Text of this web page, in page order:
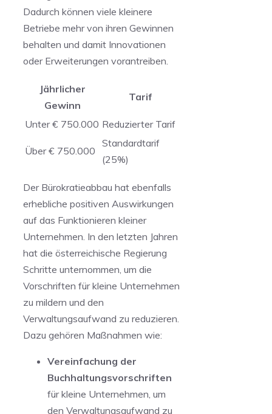
Dadurch können viele kleinere
Betriebe mehr von ihren Gewinnen
behalten und ⁣damit Innovationen
oder Erweiterungen vorantreiben.
Jährlicher
Gewinn
Tarif
Unter € 750.000 Reduzierter Tarif
Über € 750.000
Standardtarif
(25%)
Der Bürokratieabbau ⁢hat ebenfalls
erhebliche positiven Auswirkungen
auf das Funktionieren kleiner
Unternehmen. In‌ den letzten Jahren
hat ‍die österreichische Regierung⁣
Schritte unternommen, um die
Vorschriften für ‌kleine Unternehmen⁣
zu mildern und den
Verwaltungsaufwand zu reduzieren.
Dazu gehören Maßnahmen wie:
Vereinfachung der
Buchhaltungsvorschriften
für kleine Unternehmen, ⁢um
den Verwaltungsaufwand zu